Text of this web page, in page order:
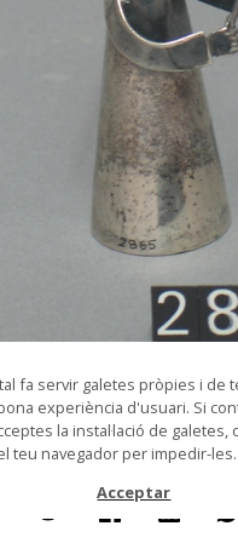
del Consorci del Patrimoni de
Sitges
d'àngel amb la
campana
fa servir galetes pròpies i de
experiència d'usuari. Si
la instal·lació de galetes,
teu navegador per impedir-les.
Acceptar